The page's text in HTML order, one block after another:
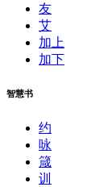
友
艾
加上
加下
智慧书
约
咏
箴
训